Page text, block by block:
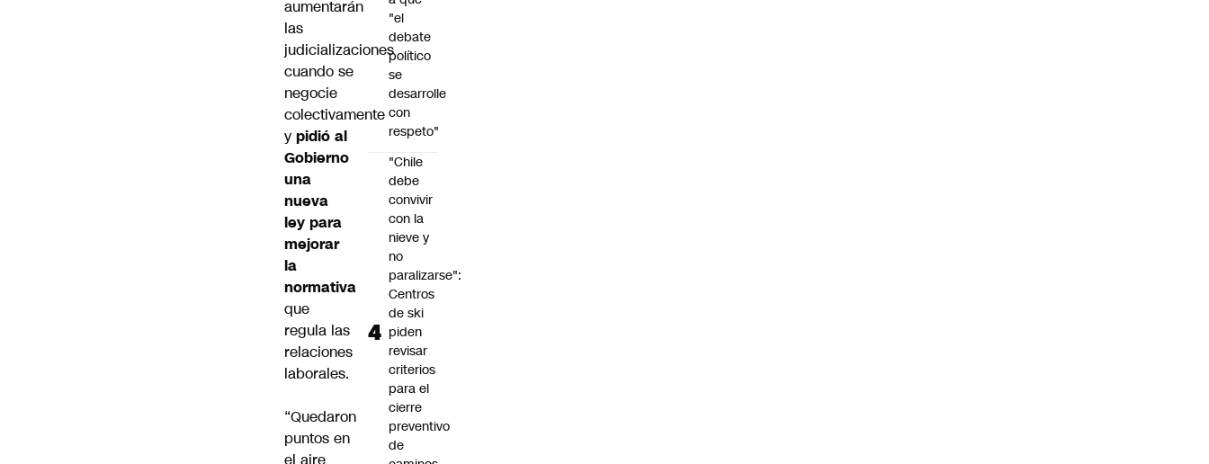
aumentarán
las
judicializaciones
cuando se
negocie
colectivamente
y pidió al
Gobierno
una
nueva
ley para
mejorar
la
normativa
que
regula las
relaciones
laborales.
“Quedaron
puntos en
el aire
"el
debate
político
se
desarrolle
con
respeto"
"Chile
debe
convivir
con la
nieve y
no
paralizarse":
Centros
de ski
piden
revisar
criterios
para el
cierre
preventivo
de